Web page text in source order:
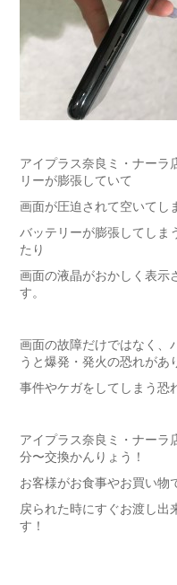
アイプラス奈良ミ・ナーラ
リーが膨張していて
画面が圧迫されて空いてし
バッテリーが膨張してしま
たり
画面の液晶がおかしく表示
す。
画面の故障だけではなく、
うと爆発・発火の恐れがあ
事件やケガをしてしまう恐
アイプラス奈良ミ・ナーラ
分〜交換かんりょう！
お客様がお食事やお買い物
戻られた時にすぐお渡し出
す！